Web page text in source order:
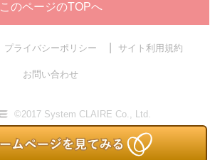
このページのTOPへ
プライバシーポリシー サイト利用規約
お問い合わせ
©2017 System CLAIRE Co., Ltd.